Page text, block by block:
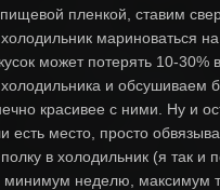
пленкой, ставим
мариноваться
может потерять 10-
и обсушиваем
красивее с ними. Ну и
есть место, просто
в холодильник (я так
неделю, максимум